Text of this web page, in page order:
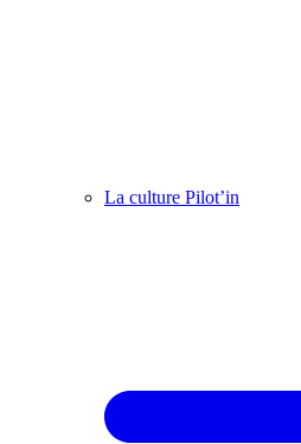
La culture Pilot’in